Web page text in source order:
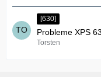
[630]
Probleme XPS
Torsten